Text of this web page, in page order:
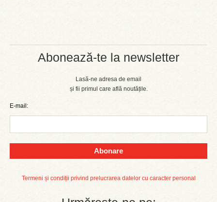
Abonează-te la newsletter
Lasă-ne adresa de email
și fii primul care află noutățile.
E-mail:
Abonare
Termeni și condiții privind prelucrarea datelor cu caracter personal